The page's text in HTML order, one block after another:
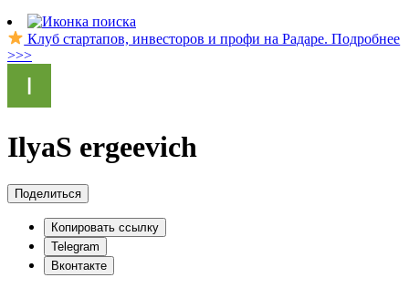
Клуб стартапов, инвесторов и профи на Радаре. Подробнее
>>>
IlyaS ergeevich
Поделиться
Копировать ссылку
Telegram
Вконтакте